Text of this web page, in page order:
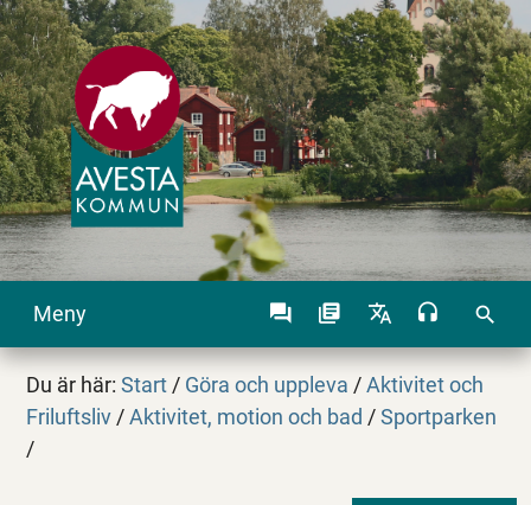
Meny search
Du är här:Start / Göra och uppleva / Aktivitet och
Friluftsliv / Aktivitet, motion och bad / Sportparken
/